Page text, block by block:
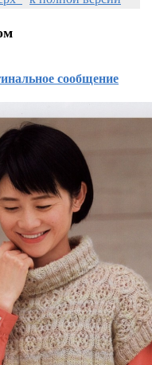
сообщение